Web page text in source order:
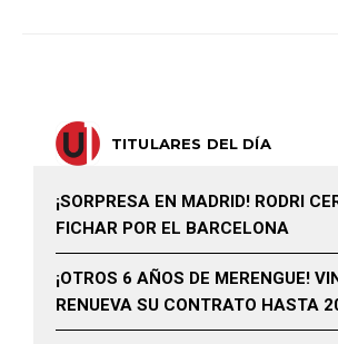
TITULARES DEL DÍA
¡SORPRESA EN MADRID! RODRI
FICHAR POR EL BARCELONA
¡OTROS 6 AÑOS DE MERENGUE!
RENUEVA SU CONTRATO HASTA